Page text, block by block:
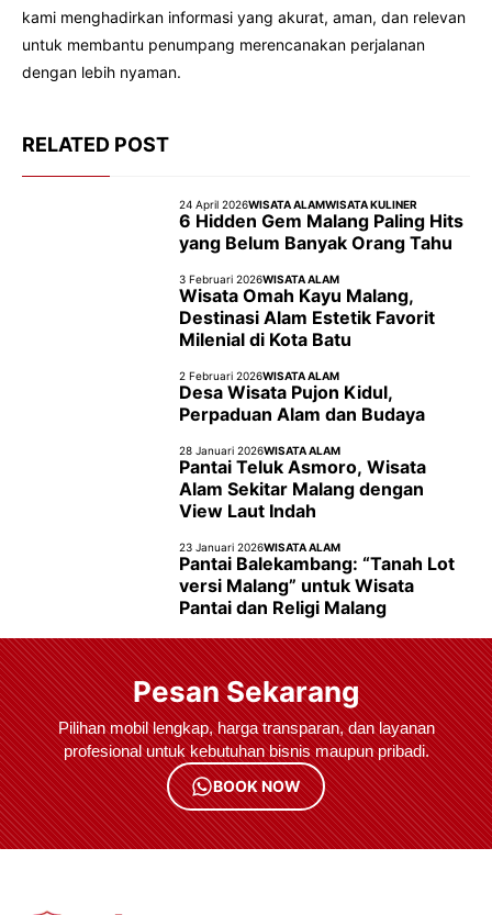
kami menghadirkan informasi yang akurat, aman, dan relevan
untuk membantu penumpang merencanakan perjalanan
dengan lebih nyaman.
RELATED POST
24 April 2026WISATA ALAMWISATA KULINER
6 Hidden Gem Malang Paling Hits
yang Belum Banyak Orang Tahu
3 Februari 2026WISATA ALAM
Wisata Omah Kayu Malang,
Destinasi Alam Estetik Favorit
Milenial di Kota Batu
2 Februari 2026WISATA ALAM
Desa Wisata Pujon Kidul,
Perpaduan Alam dan Budaya
28 Januari 2026WISATA ALAM
Pantai Teluk Asmoro, Wisata
Alam Sekitar Malang dengan
View Laut Indah
23 Januari 2026WISATA ALAM
Pantai Balekambang: “Tanah Lot
versi Malang” untuk Wisata
Pantai dan Religi Malang
Pesan Sekarang
Pilihan mobil lengkap, harga transparan, dan layanan
profesional untuk kebutuhan bisnis maupun pribadi.
BOOK NOW